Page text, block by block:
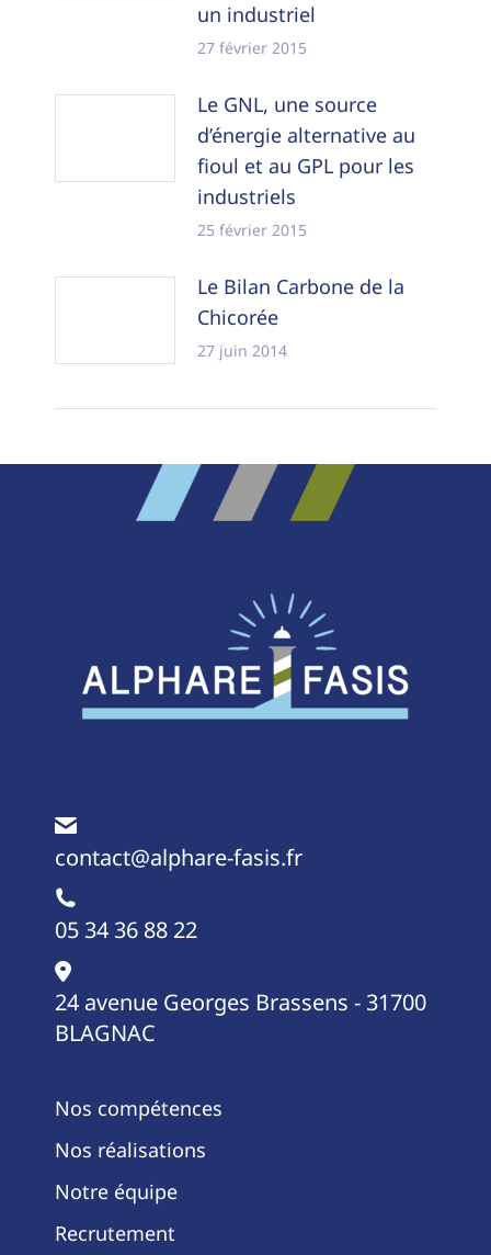
un industriel
27 février 2015
Le GNL, une source
d’énergie alternative au
fioul et au GPL pour les
industriels
25 février 2015
Le Bilan Carbone de la
Chicorée
27 juin 2014
contact@alphare-fasis.fr
05 34 36 88 22
24 avenue Georges Brassens - 31700
BLAGNAC
Nos compétences
Nos réalisations
Notre équipe
Recrutement